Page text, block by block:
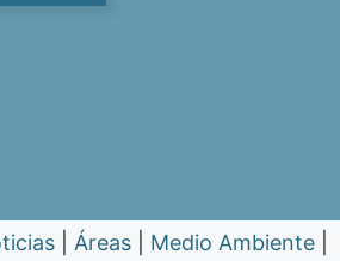
Áreas Medio Ambiente